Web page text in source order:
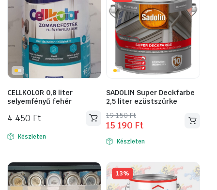
CELLKOLOR 0,8 liter
selyemfényű fehér
4 450 Ft
Készleten
SADOLIN Super Deckfarbe
2,5 liter ezüstszürke
19 150Ft
Original
price
was:
15 190 Ft
Current
price
is: Készleten
13%